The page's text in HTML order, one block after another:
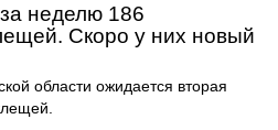
неделю 186
Скоро у них новый
области ожидается вторая